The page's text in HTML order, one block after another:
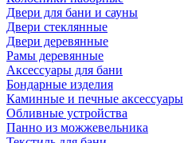
Двери для бани и сауны
Двери стеклянные
Двери деревянные
Рамы деревянные
Аксессуары для бани
Бондарные изделия
Каминные и печные аксессуары
Обливные устройства
Панно из можжевельника